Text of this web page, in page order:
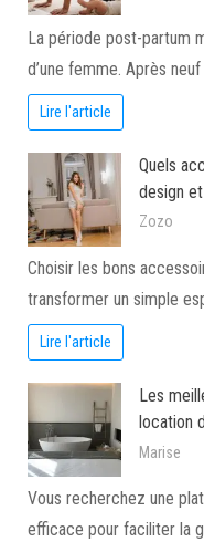
La période post-partum
d’une femme. Après neuf
Lire l'article
Quels
design
Zozo
Choisir les bons
transformer un simple
Lire l'article
Les
location
Marise
Vous recherchez une
efficace pour faciliter la